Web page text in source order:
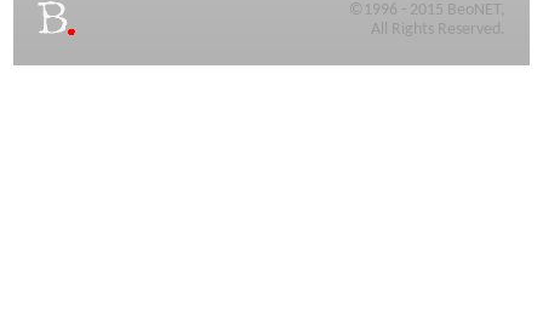
©1996 - 2015 BeoNET,
All Rights Reserved.